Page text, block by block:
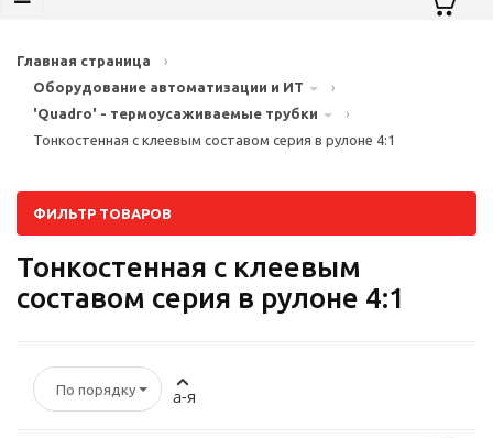
Главная страница
›
Оборудование автоматизации и ИТ
›
'Quadro' - термоусаживаемые трубки
›
Тонкостенная с клеевым составом серия в рулоне 4:1
ФИЛЬТР ТОВАРОВ
Тонкостенная с клеевым
составом серия в рулоне 4:1
По порядку а-я